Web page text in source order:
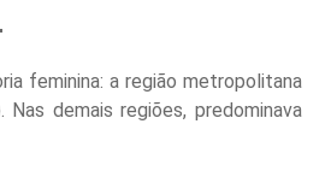
feminina: a região metropolitana
demais regiões, predominava